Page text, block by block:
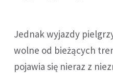
Jednak wyjazdy
wolne od bieżących
pojawia się nieraz z